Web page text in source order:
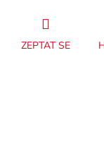
ZEPTAT SE